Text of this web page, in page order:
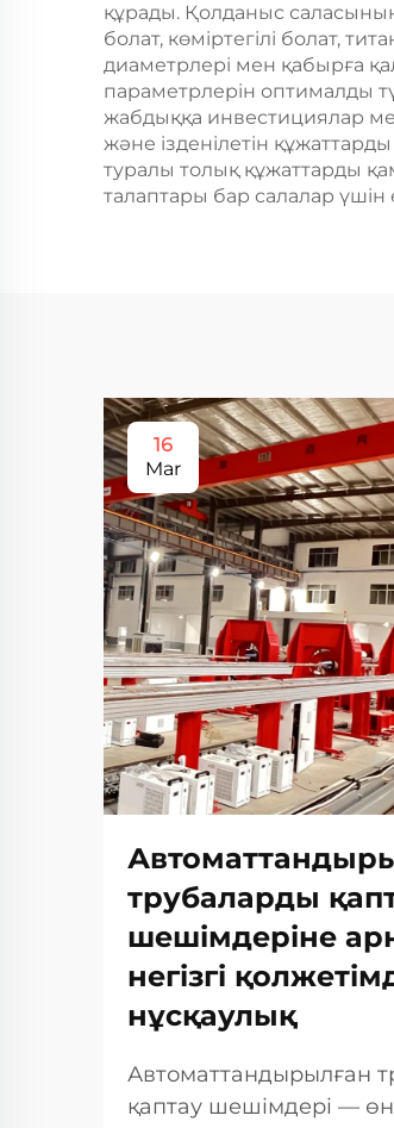
құрады. Қолданыс
болат, көміртегілі болат,
диаметрлері мен қабырға
параметрлерін оптималды
жабдыққа инвестициялар
және ізденілетін
туралы толық құжаттарды
талаптары бар салалар
16
Mar
трубаларды
шешімдеріне
негізгі
нұсқаулық
Автоматтандырылған
қаптау шешімдері —